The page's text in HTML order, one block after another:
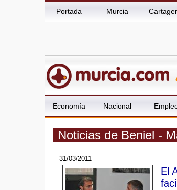
Portada Murcia
Economía Nacional
Noticias de Beniel -
31/03/2011
El